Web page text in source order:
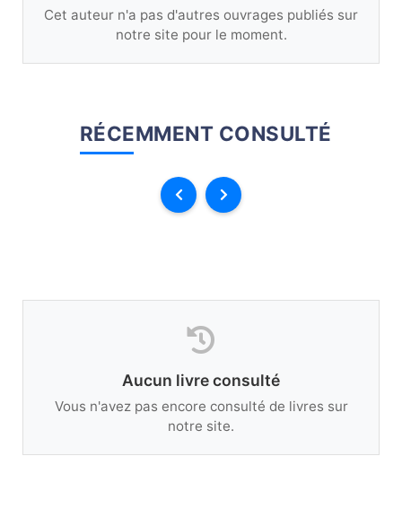
Cet auteur n'a pas d'autres ouvrages publiés sur
notre site pour le moment.
RÉCEMMENT CONSULTÉ
Aucun livre consulté
Vous n'avez pas encore consulté de livres sur
notre site.